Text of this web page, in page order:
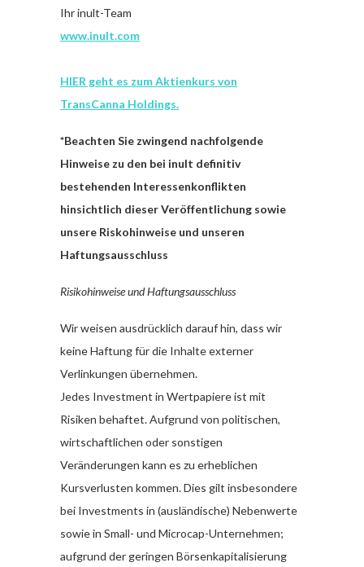
Ihr inult-Team
www.inult.com
HIER geht es zum Aktienkurs von
TransCanna Holdings.
*Beachten Sie zwingend nachfolgende
Hinweise zu den bei inult definitiv
bestehenden Interessenkonflikten
hinsichtlich dieser Veröffentlichung sowie
unsere Riskohinweise und unseren
Haftungsausschluss
Risikohinweise und Haftungsausschluss
Wir weisen ausdrücklich darauf hin, dass wir
keine Haftung für die Inhalte externer
Verlinkungen übernehmen.
Jedes Investment in Wertpapiere ist mit
Risiken behaftet. Aufgrund von politischen,
wirtschaftlichen oder sonstigen
Veränderungen kann es zu erheblichen
Kursverlusten kommen. Dies gilt insbesondere
bei Investments in (ausländische) Nebenwerte
sowie in Small- und Microcap-Unternehmen;
aufgrund der geringen Börsenkapitalisierung